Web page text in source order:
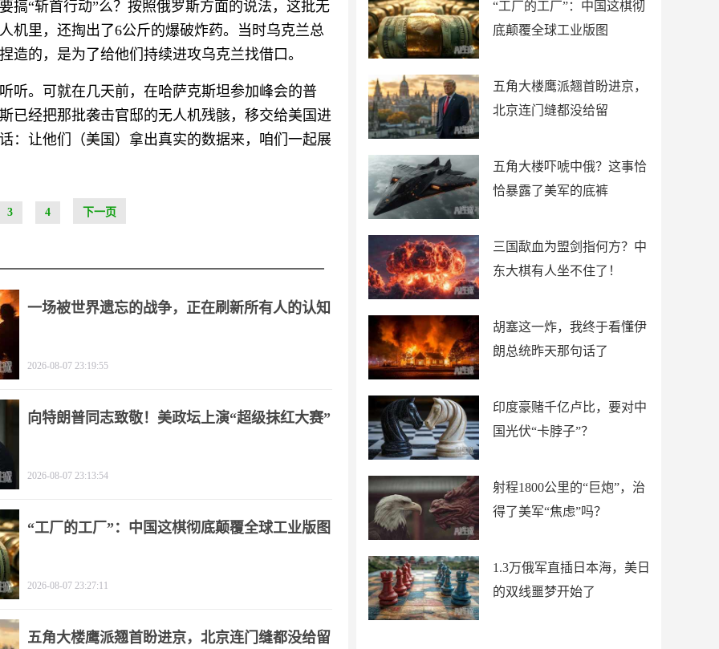
搞“斩首行动”么？按照俄罗斯方面的说法，这批无
机里，还掏出了6公斤的爆破炸药。当时乌克兰总
的，是为了给他们持续进攻乌克兰找借口。
听。可就在几天前，在哈萨克斯坦参加峰会的普
已经把那批袭击官邸的无人机残骸，移交给美国进
：让他们（美国）拿出真实的数据来，咱们一起展
3 4 下一页
“工厂的工厂”：中国这棋彻
底颠覆全球工业版图
五角大楼鹰派翘首盼进京，
北京连门缝都没给留
五角大楼吓唬中俄？这事恰
恰暴露了美军的底裤
三国歃血为盟剑指何方？中
东大棋有人坐不住了！
胡塞这一炸，我终于看懂伊
朗总统昨天那句话了
印度豪赌千亿卢比，要对中
国光伏“卡脖子”？
射程1800公里的“巨炮”，治
得了美军“焦虑”吗？
1.3万俄军直插日本海，美日
的双线噩梦开始了
一场被世界遗忘的战争，正在刷新所有人的认知
2026-08-07 23:19:55
向特朗普同志致敬！美政坛上演“超级抹红大赛”
2026-08-07 23:13:54
“工厂的工厂”：中国这棋彻底颠覆全球工业版图
2026-08-07 23:27:11
五角大楼鹰派翘首盼进京，北京连门缝都没给留